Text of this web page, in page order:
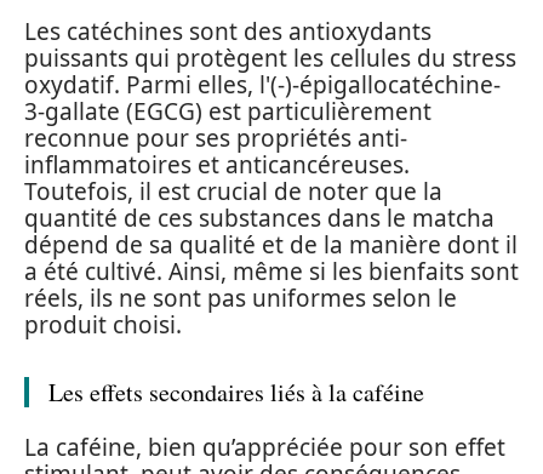
Les catéchines sont des antioxydants
puissants qui protègent les cellules du stress
oxydatif. Parmi elles, l'(-)-épigallocatéchine-
3-gallate (EGCG) est particulièrement
reconnue pour ses propriétés anti-
inflammatoires et anticancéreuses.
Toutefois, il est crucial de noter que la
quantité de ces substances dans le matcha
dépend de sa qualité et de la manière dont il
a été cultivé. Ainsi, même si les bienfaits sont
réels, ils ne sont pas uniformes selon le
produit choisi.
Les effets secondaires liés à la caféine
La caféine, bien qu’appréciée pour son effet